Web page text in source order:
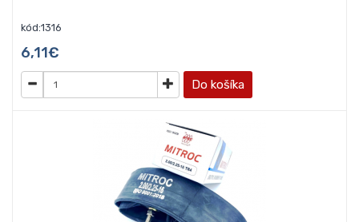
kód:1316
6,11€
Do košíka